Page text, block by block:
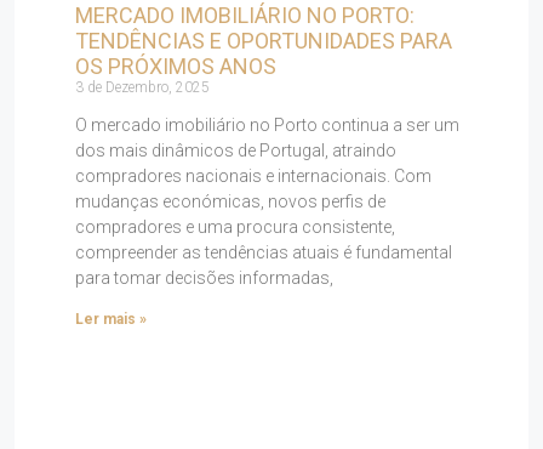
MERCADO IMOBILIÁRIO NO PORTO:
TENDÊNCIAS E OPORTUNIDADES PARA
OS PRÓXIMOS ANOS
3 de Dezembro, 2025
O mercado imobiliário no Porto continua a ser um
dos mais dinâmicos de Portugal, atraindo
compradores nacionais e internacionais. Com
mudanças económicas, novos perfis de
compradores e uma procura consistente,
compreender as tendências atuais é fundamental
para tomar decisões informadas,
Ler mais »